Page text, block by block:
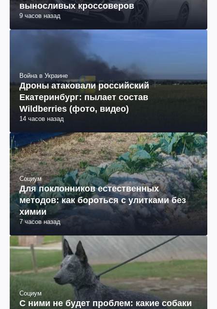
выносливых кроссоверов
9 часов назад
Война в Украине
Дроны атаковали российский
Екатеринбург: пылает состав
Wildberries (фото, видео)
14 часов назад
Социум
Для поклонников естественных
методов: как бороться с улитками без
химии
7 часов назад
Социум
С ними не будет проблем: какие собаки